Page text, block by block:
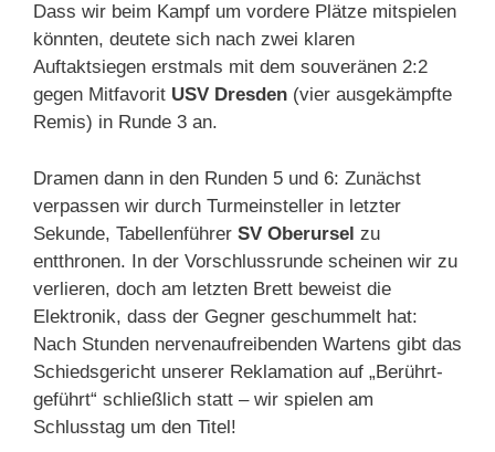
Dass wir beim Kampf um vordere Plätze mitspielen
könnten, deutete sich nach zwei klaren
Auftaktsiegen erstmals mit dem souveränen 2:2
gegen Mitfavorit USV Dresden (vier ausgekämpfte
Remis) in Runde 3 an.
Dramen dann in den Runden 5 und 6: Zunächst
verpassen wir durch Turmeinsteller in letzter
Sekunde, Tabellenführer SV Oberursel zu
entthronen. In der Vorschlussrunde scheinen wir zu
verlieren, doch am letzten Brett beweist die
Elektronik, dass der Gegner geschummelt hat:
Nach Stunden nervenaufreibenden Wartens gibt das
Schiedsgericht unserer Reklamation auf „Berührt-
geführt“ schließlich statt – wir spielen am
Schlusstag um den Titel!